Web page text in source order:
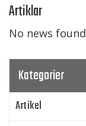
Artiklar
No news found
Kategorier
Artikel